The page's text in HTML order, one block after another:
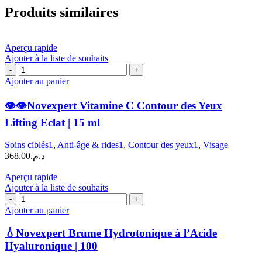
Produits similaires
Aperçu rapide
Ajouter à la liste de souhaits
quantité
de
👁️
Novexpert
Vitamine
C
Contour
Yeux
Lifting
Eclat
|
15
Ajouter au panier
👁️👁️Novexpert Vitamine C Contour des Yeux
Lifting Eclat | 15 ml
Soins ciblés1 , Anti-âge & rides1 , Contour des yeux1 , Visage
د.م.368.00
Aperçu rapide
Ajouter à la liste de souhaits
quantité
de
Novexpert
Brume
Hydrotonique
Ajouter au panier
💧Novexpert Brume Hydrotonique à l’Acide
Hyaluronique | 100